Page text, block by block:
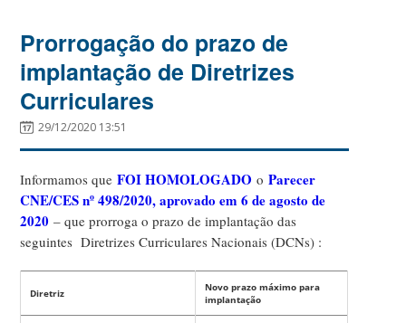
Prorrogação do prazo de
implantação de Diretrizes
Curriculares
29/12/2020 13:51
Informamos queFOI HOMOLOGADO oParecer
CNE/CES nº 498/2020, aprovado em 6 de agosto de
2020 – que prorroga o prazo de implantação das
seguintes Diretrizes Curriculares Nacionais (DCNs) :
Diretriz
Novo prazo máximo para
implantação